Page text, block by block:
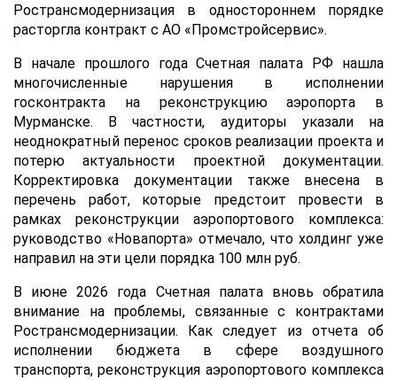
Ространсмодернизация в одностороннем порядке
расторгла контракт с АО «Промстройсервис».
В начале прошлого года Счетная палата РФ нашла
многочисленные нарушения в исполнении
госконтракта на реконструкцию аэропорта в
Мурманске. В частности, аудиторы указали на
неоднократный перенос сроков реализации проекта и
потерю актуальности проектной документации.
Корректировка документации также внесена в
перечень работ, которые предстоит провести в
рамках реконструкции аэропортового комплекса:
руководство «Новапорта» отмечало, что холдинг уже
направил на эти цели порядка 100 млн руб.
В июне 2026 года Счетная палата вновь обратила
внимание на проблемы, связанные с контрактами
Ространсмодернизации. Как следует из отчета об
исполнении бюджета в сфере воздушного
транспорта, реконструкция аэропортового комплекса